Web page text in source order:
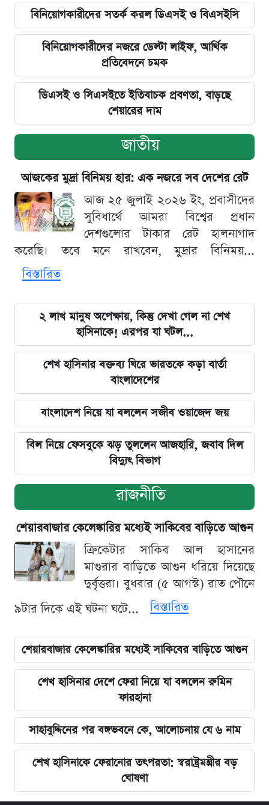
বিনিয়োগকারীদের সতর্ক করল ডিএসই ও বিএসইসি
বিনিয়োগকারীদের নজরে ডেল্টা লাইফ, আর্থিক
প্রতিবেদনে চমক
ডিএসই ও সিএসইতে ইতিবাচক প্রবণতা, বাড়ছে
শেয়ারের দাম
জাতীয়
আজকের মুদ্রা বিনিময় হার: এক নজরে সব দেশের রেট
আজ ২৫ জুলাই ২০২৬ ইং, প্রবাসীদের
সুবিধার্থে আমরা বিশ্বের প্রধান
দেশগুলোর টাকার রেট হালনাগাদ
করেছি। তবে মনে রাখবেন, মুদ্রার বিনিময়...
বিস্তারিত
২ লাখ মানুষ অপেক্ষায়, কিন্তু দেখা গেল না শেখ
হাসিনাকে! এরপর যা ঘটল...
শেখ হাসিনার বক্তব্য ঘিরে ভারতকে কড়া বার্তা
বাংলাদেশের
বাংলাদেশ নিয়ে যা বললেন সজীব ওয়াজেদ জয়
বিল নিয়ে ফেসবুকে ঝড় তুললেন আজহারি, জবাব দিল
বিদ্যুৎ বিভাগ
রাজনীতি
শেয়ারবাজার কেলেঙ্কারির মধ্যেই সাকিবের বাড়িতে আগুন
ক্রিকেটার সাকিব আল হাসানের
মাগুরার বাড়িতে আগুন ধরিয়ে দিয়েছে
দুর্বৃত্তরা। বুধবার (৫ আগস্ট) রাত পৌনে
৯টার দিকে এই ঘটনা ঘটে...
বিস্তারিত
শেয়ারবাজার কেলেঙ্কারির মধ্যেই সাকিবের বাড়িতে আগুন
শেখ হাসিনার দেশে ফেরা নিয়ে যা বললেন রুমিন
ফারহানা
সাহাবুদ্দিনের পর বঙ্গভবনে কে, আলোচনায় যে ৬ নাম
শেখ হাসিনাকে ফেরানোর তৎপরতা: স্বরাষ্ট্রমন্ত্রীর বড়
ঘোষণা